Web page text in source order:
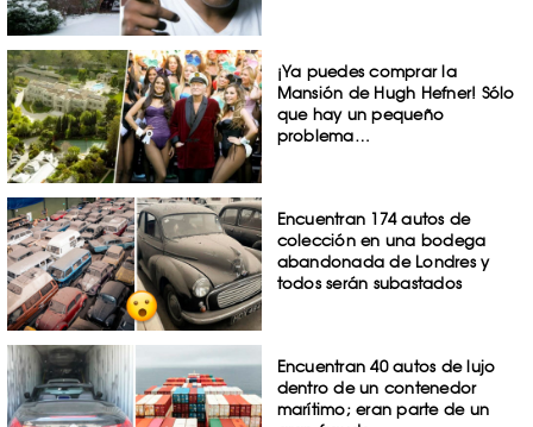
¡Ya puedes comprar la
Mansión de Hugh Hefner! Sólo
que hay un pequeño
problema…
Encuentran 174 autos de
colección en una bodega
abandonada de Londres y
todos serán subastados
Encuentran 40 autos de lujo
dentro de un contenedor
marítimo; eran parte de un